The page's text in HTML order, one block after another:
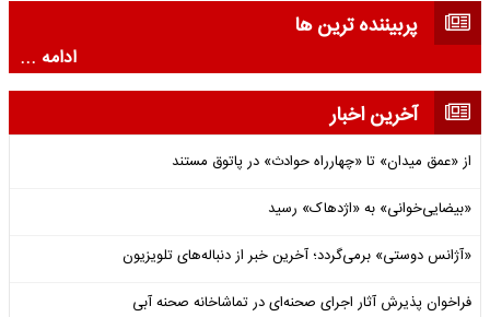
پربیننده ترین ها
ادامه ...
آخرین اخبار
از «عمق میدان» تا «چهارراه حوادث» در پاتوق مستند
«بیضایی‌خوانی» به «اژدهاک» رسید
«آژانس دوستی» برمی‌گردد؛ آخرین خبر از دنباله‌های تلویزیون
فراخوان پذیرش آثار اجرای صحنه‌ای در تماشاخانه صحنه آبی